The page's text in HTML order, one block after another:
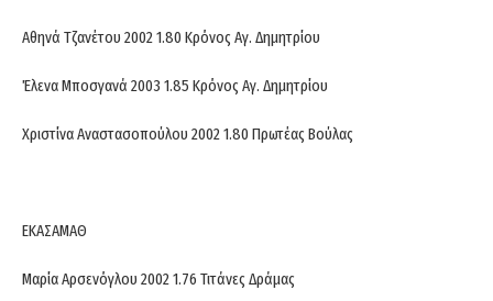
Αθηνά Τζανέτου 2002 1.80 Κρόνος Αγ. Δημητρίου
Έλενα Μποσγανά 2003 1.85 Κρόνος Αγ. Δημητρίου
Χριστίνα Αναστασοπούλου 2002 1.80 Πρωτέας Βούλας
ΕΚΑΣΑΜΑΘ
Μαρία Αρσενόγλου 2002 1.76 Τιτάνες Δράμας